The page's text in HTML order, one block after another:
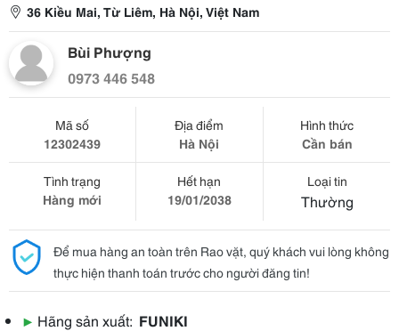
36 Kiều Mai, Từ Liêm, Hà Nội, Việt Nam
Bùi Phượng
0973 446 548
Mã số
12302439
Địa điểm
Hà Nội
Hình thức
Cần bán
Tình trạng
Hàng mới
Hết hạn
19/01/2038
Loại tin
Thường
Để mua hàng an toàn trên Rao vặt, quý khách vui lòng không
thực hiện thanh toán trước cho người đăng tin!
▶ Hãng sản xuất: FUNIKI